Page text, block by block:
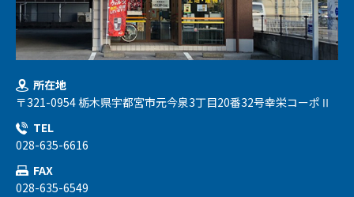
所在地
〒321-0954 栃木県宇都宮市元今泉3丁目20番32号幸栄コーポⅡ
TEL
028-635-6616
FAX
028-635-6549